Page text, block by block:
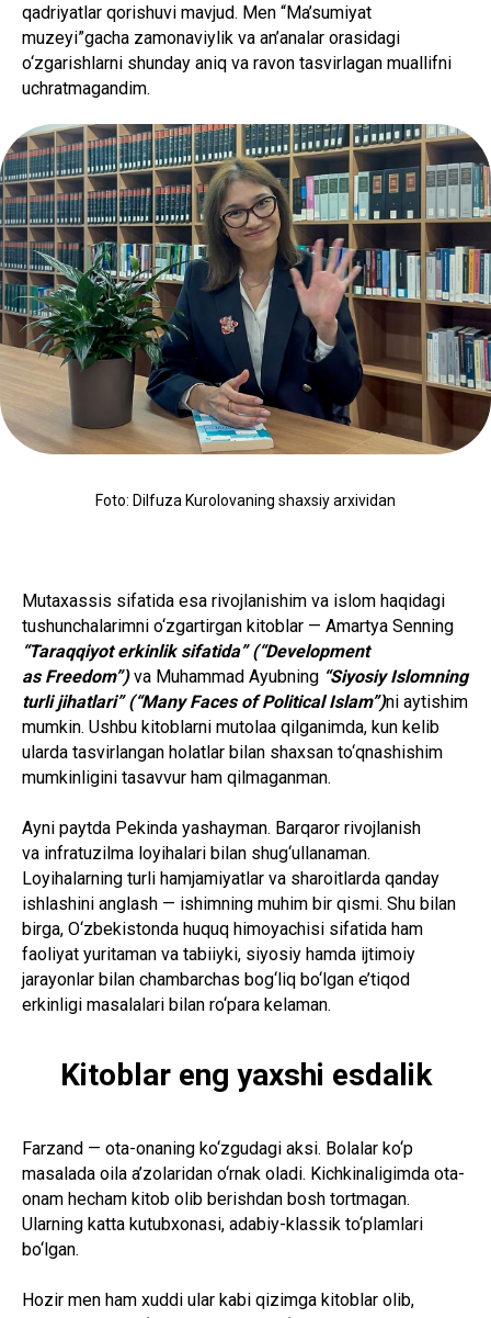
qadriyatlar qorishuvi mavjud. Men “Ma’sumiyat
muzeyi”gacha zamonaviylik va an’analar orasidagi
o‘zgarishlarni shunday aniq va ravon tasvirlagan muallifni
uchratmagandim.
Foto: Dilfuza Kurolovaning shaxsiy arxividan
Mutaxassis sifatida esa rivojlanishim va islom haqidagi
tushunchalarimni o‘zgartirgan kitoblar — Amartya Senning
“Taraqqiyot erkinlik sifatida” (“Development
as Freedom”)va Muhammad Ayubning “Siyosiy Islomning
turli jihatlari” (“Many Faces of Political Islam”)ni aytishim
mumkin. Ushbu kitoblarni mutolaa qilganimda, kun kelib
ularda tasvirlangan holatlar bilan shaxsan to‘qnashishim
mumkinligini tasavvur ham qilmaganman.
Ayni paytda Pekinda yashayman. Barqaror rivojlanish
va infratuzilma loyihalari bilan shug‘ullanaman.
Loyihalarning turli hamjamiyatlar va sharoitlarda qanday
ishlashini anglash — ishimning muhim bir qismi. Shu bilan
birga, O‘zbekistonda huquq himoyachisi sifatida ham
faoliyat yuritaman va tabiiyki, siyosiy hamda ijtimoiy
jarayonlar bilan chambarchas bog‘liq bo‘lgan e’tiqod
erkinligi masalalari bilan ro‘para kelaman.
Kitoblar eng yaxshi esdalik
Farzand — ota-onaning ko‘zgudagi aksi. Bolalar ko‘p
masalada oila a’zolaridan o‘rnak oladi. Kichkinaligimda ota-
onam hecham kitob olib berishdan bosh tortmagan.
Ularning katta kutubxonasi, adabiy-klassik to‘plamlari
bo‘lgan.
Hozir men ham xuddi ular kabi qizimga kitoblar olib,